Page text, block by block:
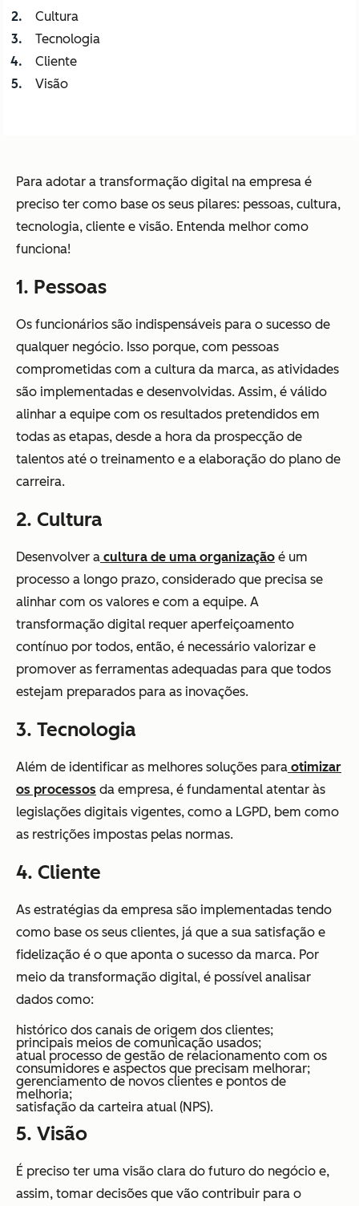
Cultura
Tecnologia
Cliente
Visão
Para adotar a transformação digital na empresa é
preciso ter como base os seus pilares: pessoas, cultura,
tecnologia, cliente e visão. Entenda melhor como
funciona!
1. Pessoas
Os funcionários são indispensáveis para o sucesso de
qualquer negócio. Isso porque, com pessoas
comprometidas com a cultura da marca, as atividades
são implementadas e desenvolvidas. Assim, é válido
alinhar a equipe com os resultados pretendidos em
todas as etapas, desde a hora da prospecção de
talentos até o treinamento e a elaboração do plano de
carreira.
2. Cultura
Desenvolver a cultura de uma organização é um
processo a longo prazo, considerado que precisa se
alinhar com os valores e com a equipe. A
transformação digital requer aperfeiçoamento
contínuo por todos, então, é necessário valorizar e
promover as ferramentas adequadas para que todos
estejam preparados para as inovações.
3. Tecnologia
Além de identificar as melhores soluções para otimizar
os processos da empresa, é fundamental atentar às
legislações digitais vigentes, como a LGPD, bem como
as restrições impostas pelas normas.
4. Cliente
As estratégias da empresa são implementadas tendo
como base os seus clientes, já que a sua satisfação e
fidelização é o que aponta o sucesso da marca. Por
meio da transformação digital, é possível analisar
dados como:
histórico dos canais de origem dos clientes;
principais meios de comunicação usados;
atual processo de gestão de relacionamento com os
consumidores e aspectos que precisam melhorar;
gerenciamento de novos clientes e pontos de
melhoria;
satisfação da carteira atual (NPS).
5. Visão
É preciso ter uma visão clara do futuro do negócio e,
assim, tomar decisões que vão contribuir para o